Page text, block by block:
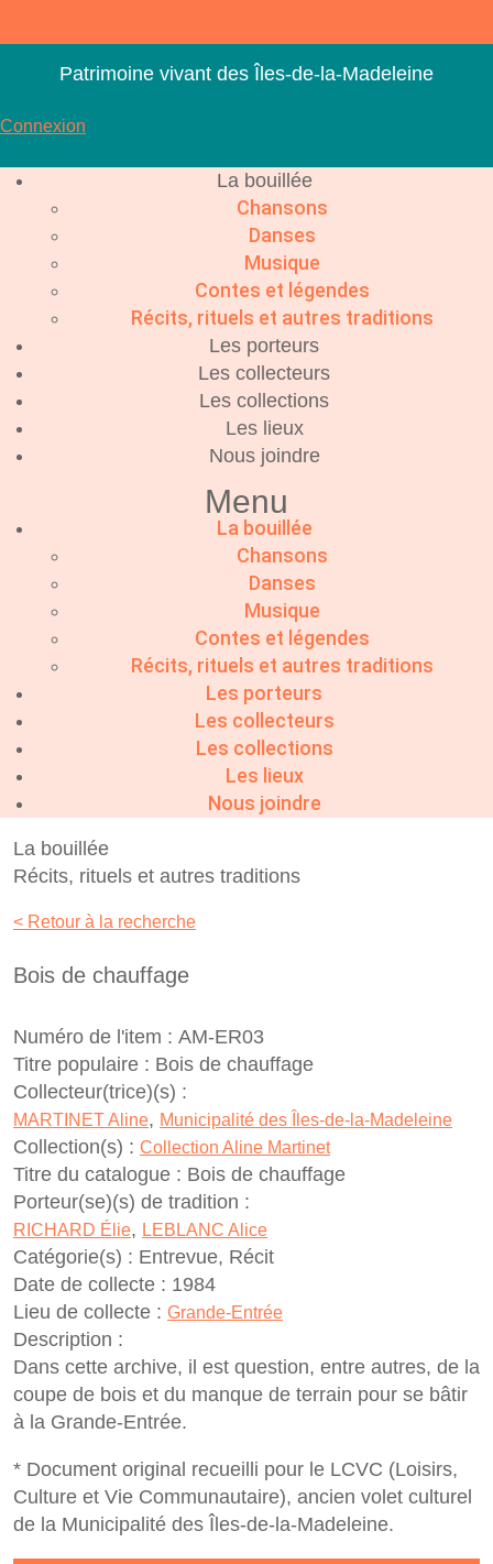
contenu
Patrimoine vivant des Îles-de-la-Madeleine
Connexion
La bouillée
Chansons
Danses
Musique
Contes et légendes
Récits, rituels et autres traditions
Les porteurs
Les collecteurs
Les collections
Les lieux
Nous joindre
Menu
La bouillée
Chansons
Danses
Musique
Contes et légendes
Récits, rituels et autres traditions
Les porteurs
Les collecteurs
Les collections
Les lieux
Nous joindre
La bouillée
Récits, rituels et autres traditions
< Retour à la recherche
Bois de chauffage
Numéro de l'item : AM-ER03
Titre populaire : Bois de chauffage
Collecteur(trice)(s) :
MARTINET Aline, Municipalité des Îles-de-la-Madeleine
Collection(s) : Collection Aline Martinet
Titre du catalogue : Bois de chauffage
Porteur(se)(s) de tradition :
RICHARD Élie, LEBLANC Alice
Catégorie(s) : Entrevue, Récit
Date de collecte : 1984
Lieu de collecte : Grande-Entrée
Description :
Dans cette archive, il est question, entre autres, de la
coupe de bois et du manque de terrain pour se bâtir
à la Grande-Entrée.
* Document original recueilli pour le LCVC (Loisirs,
Culture et Vie Communautaire), ancien volet culturel
de la Municipalité des Îles-de-la-Madeleine.